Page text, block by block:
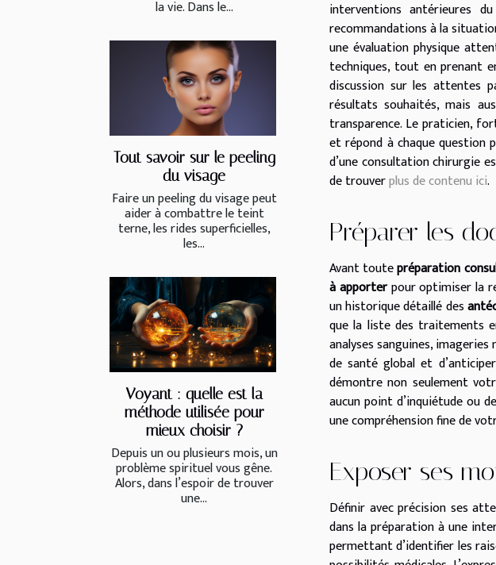
la vie. Dans le...
Tout savoir sur le peeling
du visage
Faire un peeling du visage peut
aider à combattre le teint
terne, les rides superficielles,
les...
Voyant : quelle est la
méthode utilisée pour
mieux choisir ?
Depuis un ou plusieurs mois, un
problème spirituel vous gêne.
Alors, dans l’espoir de trouver
une...
interventions antérieures
recommandations à la
une évaluation physique
techniques, tout en prenant
discussion sur les attentes
résultats souhaités, mais
transparence. Le praticien,
et répond à chaque question
d’une consultation chirurgie
de trouverplus de contenu ici.
Préparer les
Avant toutepréparation
à apporterpour optimiser la
un historique détaillé des
que la liste des traitements
analyses sanguines,
de santé global et
démontre non seulement
aucun point d’inquiétude ou
une compréhension fine de
Exposer ses
Définir avec précision ses
dans la préparation à une
permettant d’identifier les